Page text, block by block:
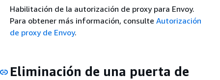
Habilitación de la autorización de proxy para Envoy.
Para obtener más información, consulte Autorización
de proxy de Envoy.
Eliminación de una puerta de